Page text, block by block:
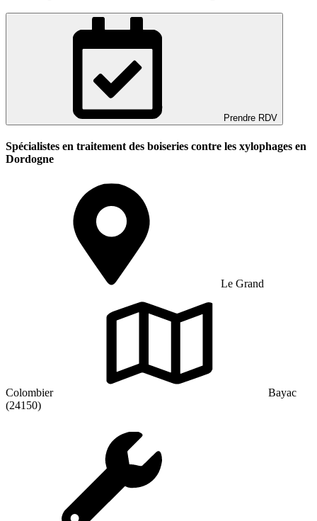
Prendre RDV
Spécialistes en traitement des boiseries contre les xylophages en
Dordogne
Le Grand
Colombier
Bayac
(24150)